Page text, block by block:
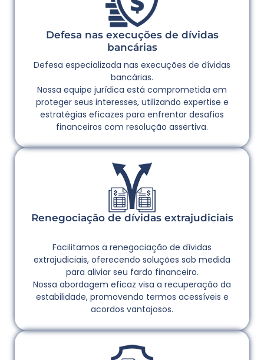
Defesa nas execuções de dívidas
bancárias
Defesa especializada nas execuções de dívidas
bancárias.
Nossa equipe jurídica está comprometida em
proteger seus interesses, utilizando expertise e
estratégias eficazes para enfrentar desafios
financeiros com resolução assertiva.
Renegociação de dívidas extrajudiciais
Facilitamos a renegociação de dívidas
extrajudiciais, oferecendo soluções sob medida
para aliviar seu fardo financeiro.
Nossa abordagem eficaz visa a recuperação da
estabilidade, promovendo termos acessíveis e
acordos vantajosos.